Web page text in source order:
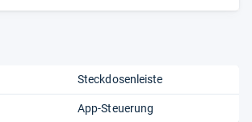
Gehäuse. Die maximale
ist die Steckdosenleiste zu einem
steuerbare Schuko-Steckdosen
(2x USB-C, 2x USB-A) mit
Steckdosenleiste
App-Steuerung